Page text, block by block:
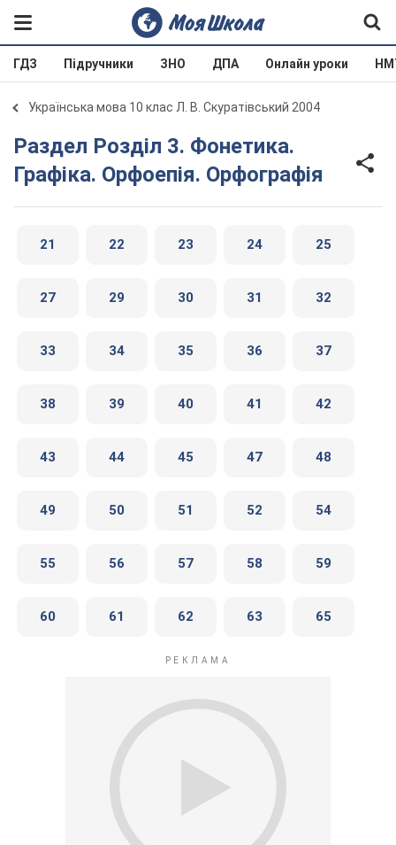
ГДЗ Підручники ЗНО ДПА Онлайн уроки
Українська мова 10 клас Л. В. Скуратівський 2004
Раздел Розділ 3. Фонетика.
Графіка. Орфоепія. Орфографія
21 22 23 24 25
27 29 30 31 32
33 34 35 36 37
38 39 40 41 42
43 44 45 47 48
49 50 51 52 54
55 56 57 58 59
60 61 62 63 65